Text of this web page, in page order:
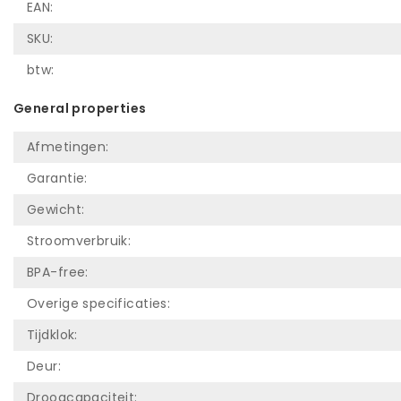
EAN:
SKU:
btw:
General properties
Afmetingen:
Garantie:
Gewicht:
Stroomverbruik:
BPA-free:
Overige specificaties:
Tijdklok:
Deur:
Droogcapaciteit: